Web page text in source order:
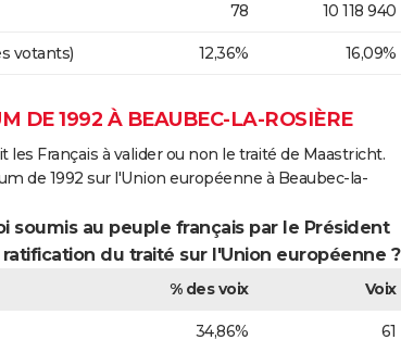
78 10 118 940
votants) 12,36% 16,09%
DE 1992 À BEAUBEC-LA-ROSIÈRE
les Français à valider ou non le traité de Maastricht.
de 1992 sur l'Union européenne à Beaubec-la-
soumis au peuple français par le Président
du traité sur l'Union européenne ?
% des voix
Voix
34,86% 61